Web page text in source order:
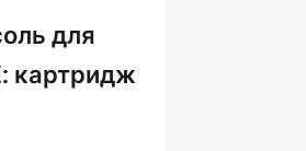
для
картридж